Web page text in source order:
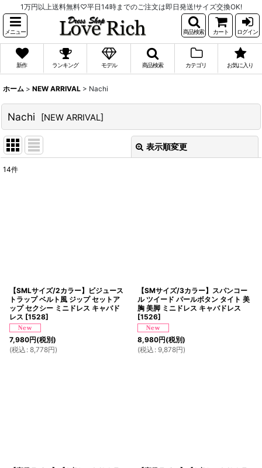
1万円以上送料無料♡平日14時までのご注文は即日発送!サイズ交換OK!
メニュー 商品検索 カート ログイン
新作 ランキング モデル 商品検索 カテゴリ お気に入り
ホーム > NEW ARRIVAL > Nachi
Nachi [NEW ARRIVAL]
表示順変更
14件
【SMLサイズ/2カラー】ビジュース
トラップ ベルト風 ジップ セットア
ップ セクシー ミニドレス キャバド
レス [1528]
7,980円(税別)
(税込 : 8,778円)
【SMサイズ/3カラー】スパンコー
ル ツイード パールボタン タイト 美
胸 美脚 ミニドレス キャバドレス
[1526]
8,980円(税別)
(税込 : 9,878円)